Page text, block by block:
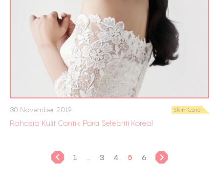
30 November 2019 Skin Care
Rahasia Kulit Cantik Para Selebriti Korea!
1 3 4 5 6